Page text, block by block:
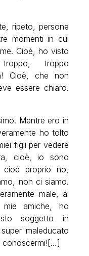
ripeto, persone
momenti in cui
Cioè, ho visto
troppo
Cioè, che non
essere chiaro.
Mentre ero in
ho tolto
figli per vedere
cioè, io sono
proprio no,
non ci siamo.
male, al
amiche, ho
soggetto in
maleducato
conoscermi![…]